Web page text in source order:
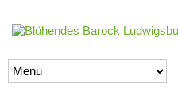
Zielseite